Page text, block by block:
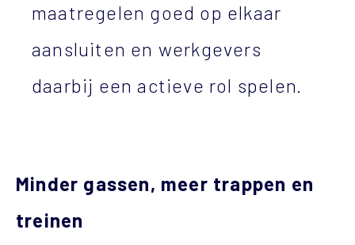
maatregelen goed op elkaar
aansluiten en werkgevers
daarbij een actieve rol spelen.
Minder gassen, meer trappen en
treinen